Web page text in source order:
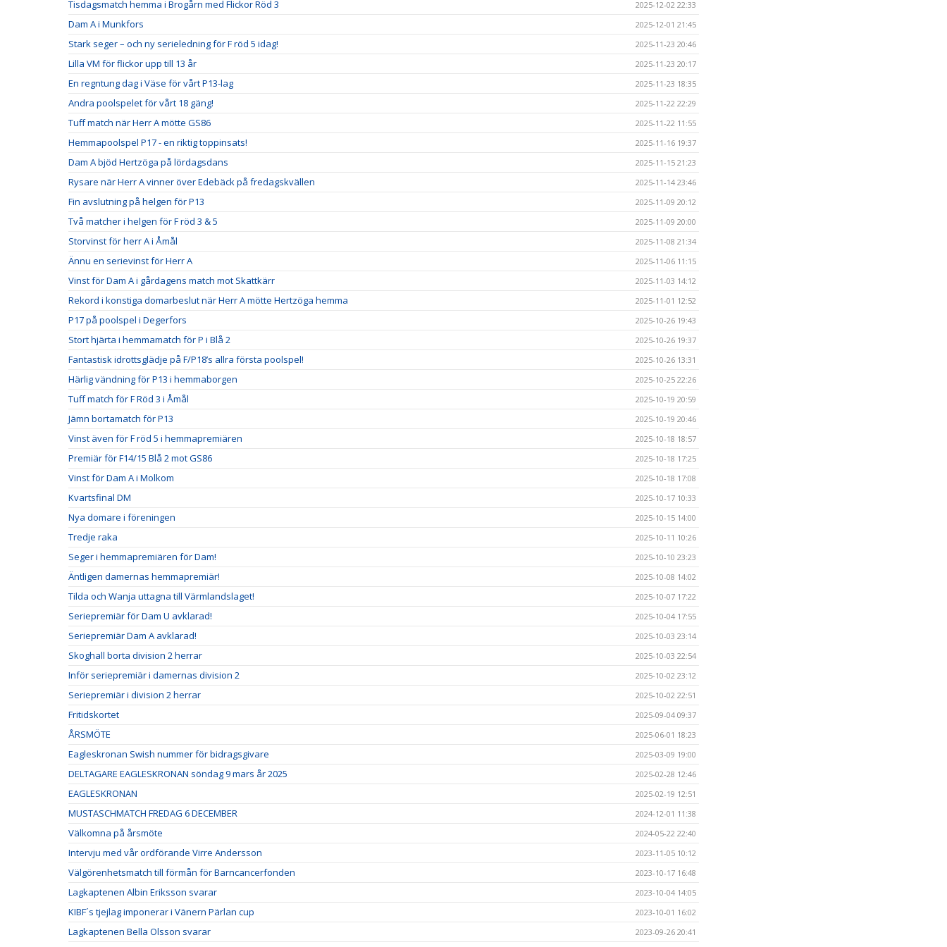
Tisdagsmatch hemma i Brogårn med Flickor Röd 3 2025-12-02 22:33
Dam A i Munkfors 2025-12-01 21:45
Stark seger – och ny serieledning för F röd 5 idag! 2025-11-23 20:46
Lilla VM för flickor upp till 13 år 2025-11-23 20:17
En regntung dag i Väse för vårt P13-lag 2025-11-23 18:35
Andra poolspelet för vårt 18 gäng! 2025-11-22 22:29
Tuff match när Herr A mötte GS86 2025-11-22 11:55
Hemmapoolspel P17 - en riktig toppinsats! 2025-11-16 19:37
Dam A bjöd Hertzöga på lördagsdans 2025-11-15 21:23
Rysare när Herr A vinner över Edebäck på fredagskvällen 2025-11-14 23:46
Fin avslutning på helgen för P13 2025-11-09 20:12
Två matcher i helgen för F röd 3 & 5 2025-11-09 20:00
Storvinst för herr A i Åmål 2025-11-08 21:34
Ännu en serievinst för Herr A 2025-11-06 11:15
Vinst för Dam A i gårdagens match mot Skattkärr 2025-11-03 14:12
Rekord i konstiga domarbeslut när Herr A mötte Hertzöga hemma 2025-11-01 12:52
P17 på poolspel i Degerfors 2025-10-26 19:43
Stort hjärta i hemmamatch för P i Blå 2 2025-10-26 19:37
Fantastisk idrottsglädje på F/P18’s allra första poolspel! 2025-10-26 13:31
Härlig vändning för P13 i hemmaborgen 2025-10-25 22:26
Tuff match för F Röd 3 i Åmål 2025-10-19 20:59
Jämn bortamatch för P13 2025-10-19 20:46
Vinst även för F röd 5 i hemmapremiären 2025-10-18 18:57
Premiär för F14/15 Blå 2 mot GS86 2025-10-18 17:25
Vinst för Dam A i Molkom 2025-10-18 17:08
Kvartsfinal DM 2025-10-17 10:33
Nya domare i föreningen 2025-10-15 14:00
Tredje raka 2025-10-11 10:26
Seger i hemmapremiären för Dam! 2025-10-10 23:23
Äntligen damernas hemmapremiär! 2025-10-08 14:02
Tilda och Wanja uttagna till Värmlandslaget! 2025-10-07 17:22
Seriepremiär för Dam U avklarad! 2025-10-04 17:55
Seriepremiär Dam A avklarad! 2025-10-03 23:14
Skoghall borta division 2 herrar 2025-10-03 22:54
Inför seriepremiär i damernas division 2 2025-10-02 23:12
Seriepremiär i division 2 herrar 2025-10-02 22:51
Fritidskortet 2025-09-04 09:37
ÅRSMÖTE 2025-06-01 18:23
Eagleskronan Swish nummer för bidragsgivare 2025-03-09 19:00
DELTAGARE EAGLESKRONAN söndag 9 mars år 2025 2025-02-28 12:46
EAGLESKRONAN 2025-02-19 12:51
MUSTASCHMATCH FREDAG 6 DECEMBER 2024-12-01 11:38
Välkomna på årsmöte 2024-05-22 22:40
Intervju med vår ordförande Virre Andersson 2023-11-05 10:12
Välgörenhetsmatch till förmån för Barncancerfonden 2023-10-17 16:48
Lagkaptenen Albin Eriksson svarar 2023-10-04 14:05
KIBF´s tjejlag imponerar i Vänern Pärlan cup 2023-10-01 16:02
Lagkaptenen Bella Olsson svarar 2023-09-26 20:41